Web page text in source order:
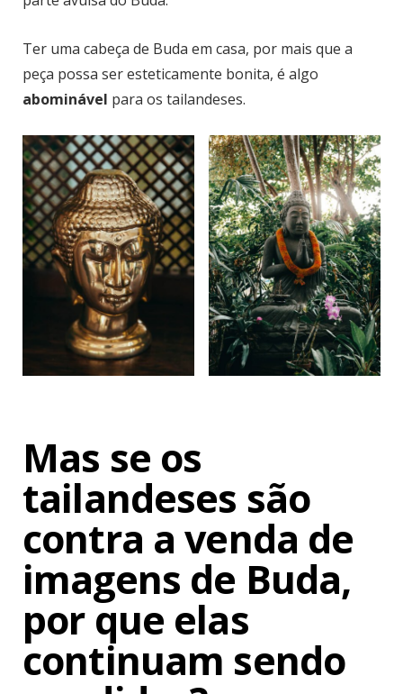
Ter uma cabeça de Buda em casa, por mais que a
peça possa ser esteticamente bonita, é algo
abominável para os tailandeses.
Mas se os
tailandeses são
contra a venda de
imagens de Buda,
por que elas
continuam sendo